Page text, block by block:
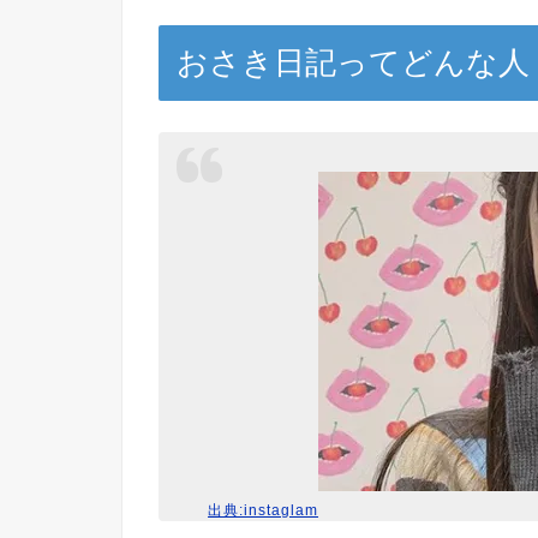
おさき日記ってどんな人
出典:instaglam